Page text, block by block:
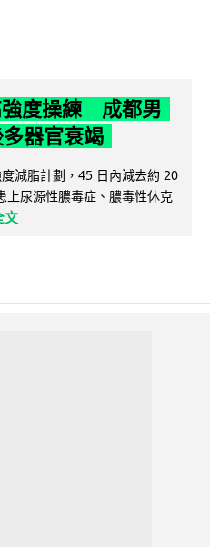
強度操練 成都男
器官衰竭
減脂計劃，45 日內減去約 20
上尿源性膿毒症、膿毒性休克
文